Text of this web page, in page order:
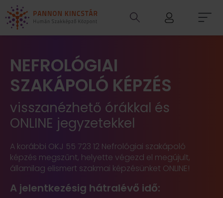
NEFROLÓGIAI
SZAKÁPOLÓ KÉPZÉS
visszanézhető órákkal és
ONLINE jegyzetekkel
A korábbi OKJ 55 723 12 Nefrológiai szakápoló
képzés megszűnt, helyette végezd el megújult,
államilag elismert szakmai képzésünket ONLINE!
A jelentkezésig hátralévő idő: